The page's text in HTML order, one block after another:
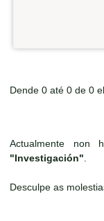
Dende 0 até 0 de 0
Actualmente non
"Investigación"
Desculpe as